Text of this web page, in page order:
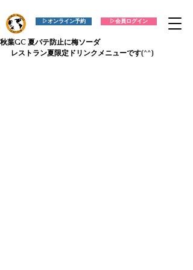
▷会員ログイン
▷オンライン予約
秋葉GC 夏バテ防止に梅ソーダ
レストラン夏限定ドリンクメニューです(^^)